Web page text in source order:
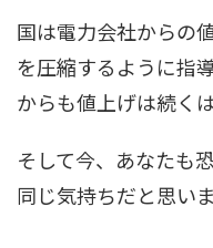
国は電力会社からの
を圧縮するように指
からも値上げは続くは
そして今、あなたも
同じ気持ちだと思いま